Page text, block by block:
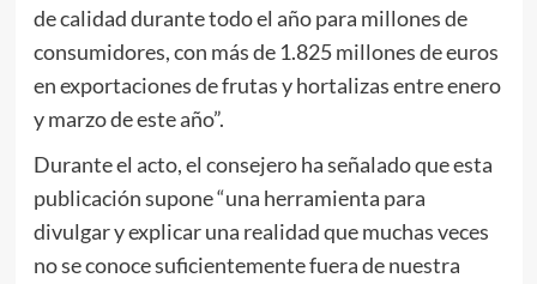
de calidad durante todo el año para millones de
consumidores, con más de 1.825 millones de euros
en exportaciones de frutas y hortalizas entre enero
y marzo de este año”.
Durante el acto, el consejero ha señalado que esta
publicación supone “una herramienta para
divulgar y explicar una realidad que muchas veces
no se conoce suficientemente fuera de nuestra